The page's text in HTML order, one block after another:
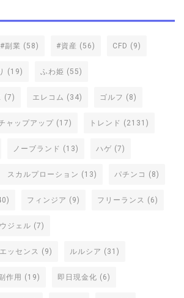
#副業 (58) #資産 (56) CFD (9)
(19) ふわ姫 (55)
(7) エレコム (34) ゴルフ (8)
ャップアップ (17) トレンド (2131)
ノーブランド (13) ハゲ (7)
スカルプローション (13) パチンコ (8)
フィンジア (9) フリーランス (6)
ジェル (7)
ッセンス (9) ルルシア (31)
作用 (19) 即日現金化 (6)